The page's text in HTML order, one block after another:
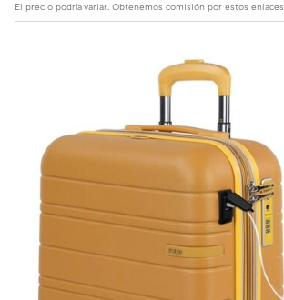
El precio podría variar. Obtenemos comisión por estos enlaces